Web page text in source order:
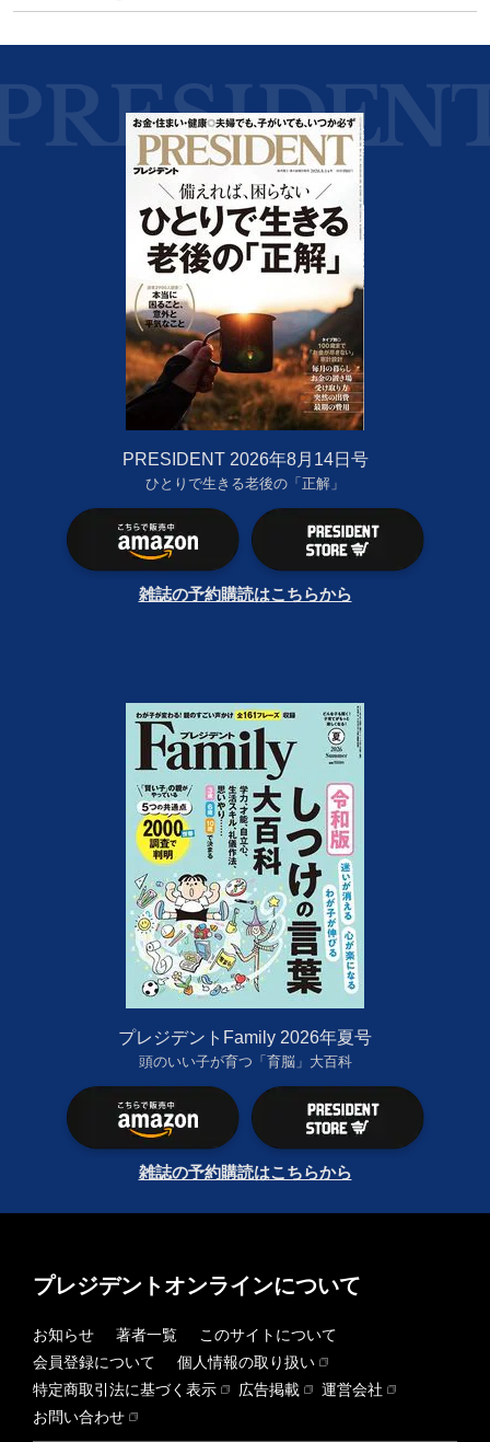
PRESIDENT 2026年8月14日号
ひとりで生きる老後の「正解」
雑誌の予約購読はこちらから
プレジデントFamily 2026年夏号
頭のいい子が育つ「育脳」大百科
雑誌の予約購読はこちらから
プレジデントオンラインについて
お知らせ 著者一覧
このサイトについて
会員登録について
個人情報の取り扱い
特定商取引法に基づく表示
広告掲載
運営会社
お問い合わせ